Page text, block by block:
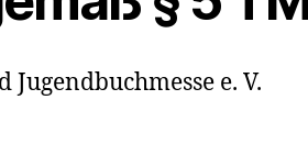
e. V.